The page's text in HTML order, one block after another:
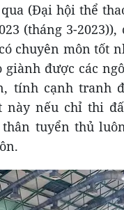
(Đại hội thể
(tháng 3-
chuyên môn tốt
giành được các
tính cạnh tranh
này nếu chỉ thi
tuyển thủ